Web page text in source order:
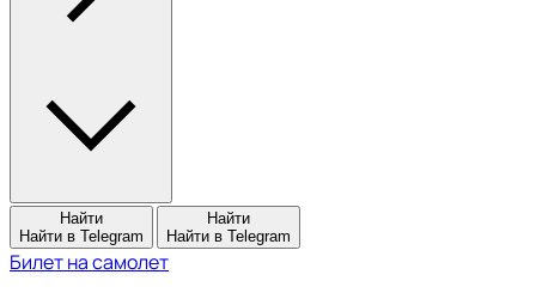
Найти
Найти в Telegram
Найти
Найти в Telegram
Билет на самолет